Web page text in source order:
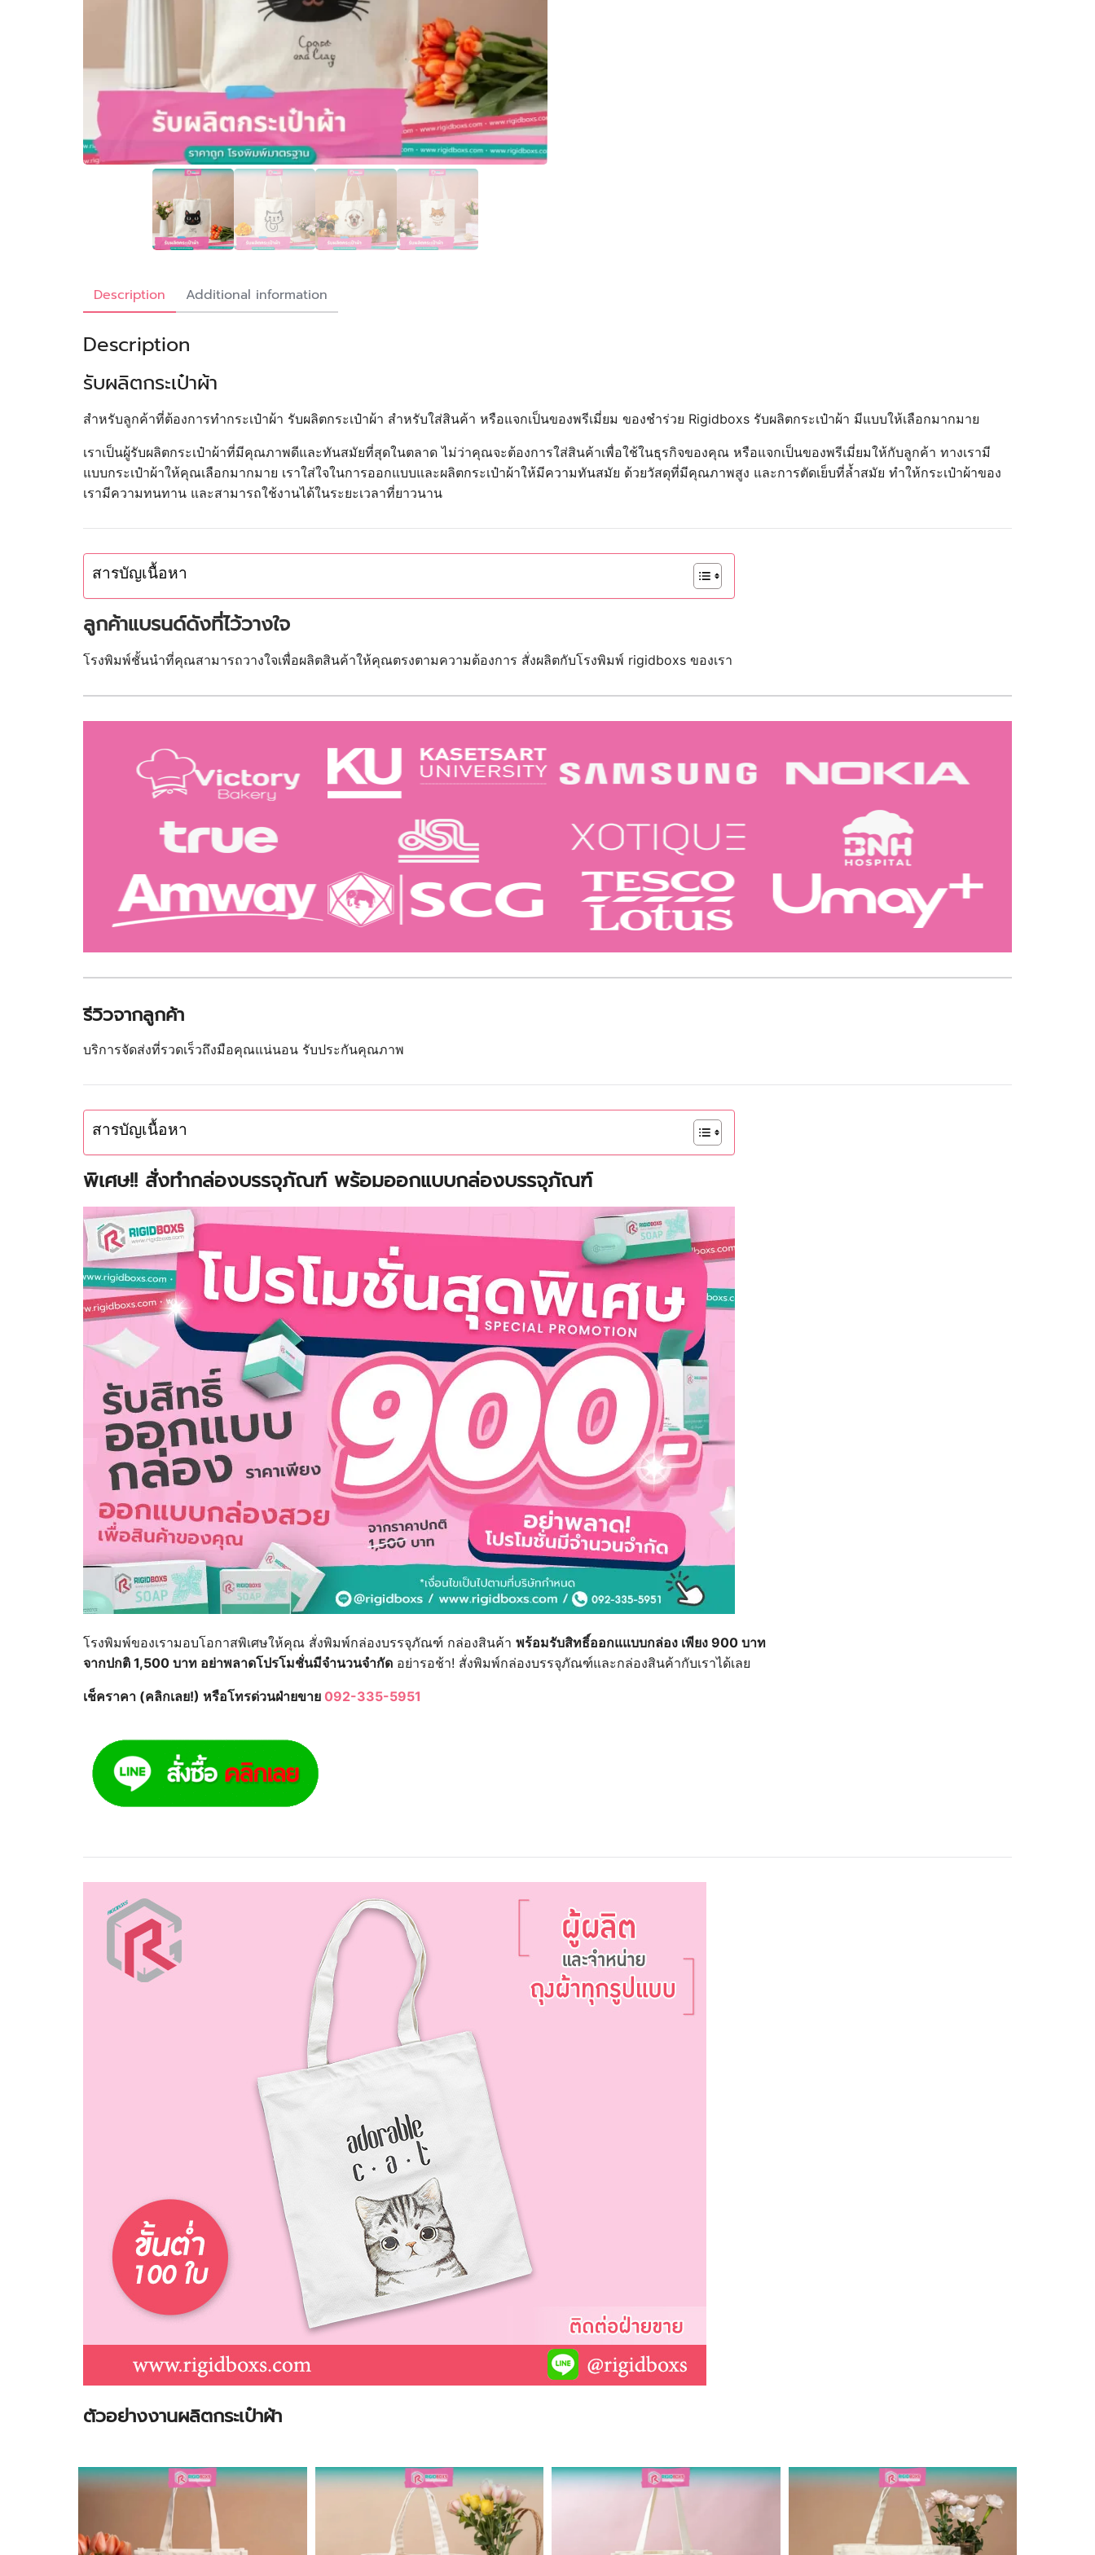
Description Additional information
Description
รับผลิตกระเป๋าผ้า
สำหรับลูกค้าที่ต้องการทำกระเป๋าผ้า รับผลิตกระเป๋าผ้า สำหรับใส่สินค้า หรือแจกเป็นของพรีเมี่ยม ของชำร่วย Rigidboxs รับผลิตกระเป๋าผ้า มีแบบให้เลือกมากมาย
เราเป็นผู้รับผลิตกระเป๋าผ้าที่มีคุณภาพดีและทันสมัยที่สุดในตลาด ไม่ว่าคุณจะต้องการใส่สินค้าเพื่อใช้ในธุรกิจของคุณ หรือแจกเป็นของพรีเมี่ยมให้กับลูกค้า ทางเรามี
แบบกระเป๋าผ้าให้คุณเลือกมากมาย เราใส่ใจในการออกแบบและผลิตกระเป๋าผ้าให้มีความทันสมัย ด้วยวัสดุที่มีคุณภาพสูง และการตัดเย็บที่ล้ำสมัย ทำให้กระเป๋าผ้าของ
เรามีความทนทาน และสามารถใช้งานได้ในระยะเวลาที่ยาวนาน
สารบัญเนื้อหา
ลูกค้าแบรนด์ดังที่ไว้วางใจ
โรงพิมพ์ชั้นนำที่คุณสามารถวางใจเพื่อผลิตสินค้าให้คุณตรงตามความต้องการ สั่งผลิตกับโรงพิมพ์ rigidboxs ของเรา
รีวิวจากลูกค้า
บริการจัดส่งที่รวดเร็วถึงมือคุณแน่นอน รับประกันคุณภาพ
สารบัญเนื้อหา
พิเศษ!! สั่งทำกล่องบรรจุภัณฑ์ พร้อมออกแบบกล่องบรรจุภัณฑ์
โรงพิมพ์ของเรามอบโอกาสพิเศษให้คุณ สั่งพิมพ์กล่องบรรจุภัณฑ์ กล่องสินค้า พร้อมรับสิทธิ์ออกแแบบกล่อง เพียง 900 บาท
จากปกติ 1,500 บาท อย่าพลาดโปรโมชั่นมีจำนวนจำกัด อย่ารอช้า! สั่งพิมพ์กล่องบรรจุภัณฑ์และกล่องสินค้ากับเราได้เลย
เช็คราคา (คลิกเลย!) หรือโทรด่วนฝ่ายขาย 092-335-5951
ตัวอย่างงานผลิตกระเป๋าผ้า